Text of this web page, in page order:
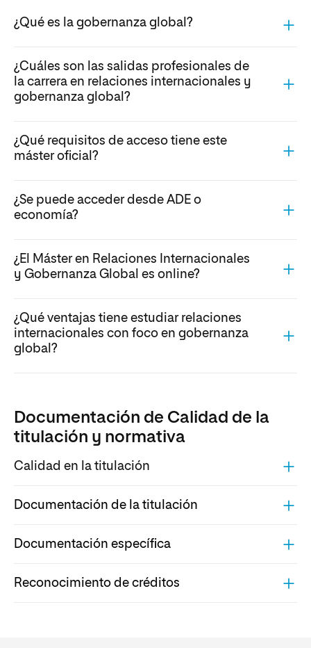
¿Qué es la gobernanza global?
¿Cuáles son las salidas profesionales de
la carrera en relaciones internacionales y
gobernanza global?
¿Qué requisitos de acceso tiene este
máster oficial?
¿Se puede acceder desde ADE o
economía?
¿El Máster en Relaciones Internacionales
y Gobernanza Global es online?
¿Qué ventajas tiene estudiar relaciones
internacionales con foco en gobernanza
global?
Documentación de Calidad de la
titulación y normativa
Calidad en la titulación
Documentación de la titulación
Documentación específica
Reconocimiento de créditos